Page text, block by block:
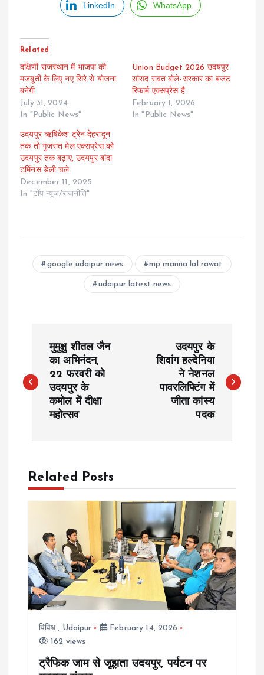
LinkedIn WhatsApp
Related
दक्षिणी राजस्थान में भाजपा की
मजबूती के लिए नए सिरे से योजना
बनेगी
July 31, 2024
In "Public News"
Union Budget 2026 उदयपुर
सांसद रावत बोले-सरकार का बजट
रिफार्म एक्सप्रेस है
February 1, 2026
In "Public News"
उदयपुर ऋषिकेश ट्रेन देहरादून
तक तो गुजरात मेल एक्सप्रेस को
उदयपुर तक बढ़ाए, उदयपुर बांदा
टर्मिनस डेली चले
December 11, 2025
In "टॉप न्यूज/राजनीति"
google udaipur news mp manna lal rawat
udaipur latest news
s
a
g
a
मुमुक्षु शीतल जैन
का अभिनंदन,
22 फरवरी को
उदयपुर के
कमोल में दीक्षा
महोत्सव
उदयपुर के
शिवांग हल्देनिया
ने नेशनल
पावरलिफ्टिंग में
जीता कांस्य
पदक
Related Posts
विविध, Udaipur
February 14, 2026
162 views
ट्रैफिक जाम से जूझता उदयपुर, पर्यटन पर